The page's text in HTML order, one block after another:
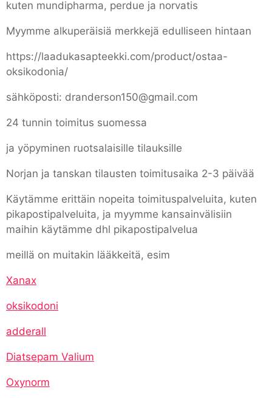
kuten mundipharma, perdue ja norvatis
Myymme alkuperäisiä merkkejä edulliseen hintaan
https://laadukasapteekki.com/product/ostaa-
oksikodonia/
sähköposti: dranderson150@gmail.com
24 tunnin toimitus suomessa
ja yöpyminen ruotsalaisille tilauksille
Norjan ja tanskan tilausten toimitusaika 2-3 päivää
Käytämme erittäin nopeita toimituspalveluita, kuten
pikapostipalveluita, ja myymme kansainvälisiin
maihin käytämme dhl pikapostipalvelua
meillä on muitakin lääkkeitä, esim
Xanax
oksikodoni
adderall
Diatsepam Valium
Oxynorm